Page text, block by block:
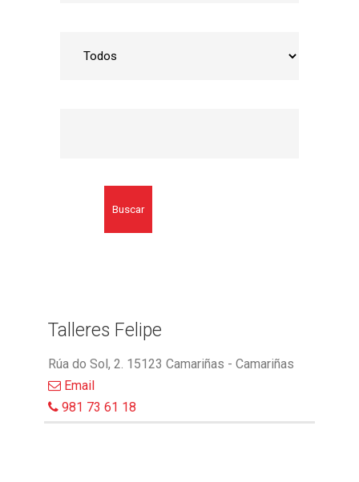
Buscar
Talleres Felipe
Rúa do Sol, 2. 15123 Camariñas - Camariñas
Email
981 73 61 18